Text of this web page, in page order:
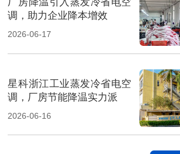
调，助力企业降本增效
2026-06-17
星科浙江工业蒸发冷省电空
调，厂房节能降温实力派
2026-06-16